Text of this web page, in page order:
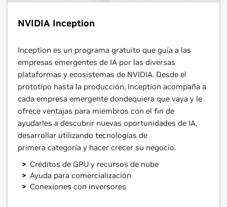
NVIDIA Inception
Inception es un programa gratuito que guía a las
empresas emergentes de IA por las diversas
plataformas y ecosistemas de NVIDIA. Desde el
prototipo hasta la producción, Inception acompaña a
cada empresa emergente dondequiera que vaya y le
ofrece ventajas para miembros con el fin de
ayudarles a descubrir nuevas oportunidades de IA,
desarrollar utilizando tecnologías de
primera categoría y hacer crecer su negocio.
Créditos de GPU y recursos de nube
Ayuda para comercialización
Conexiones con inversores